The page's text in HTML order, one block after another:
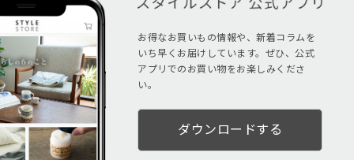
お得なお買いもの情報や、新着コラムを
いち早くお届けしています。ぜひ、公式
アプリでのお買い物をお楽しみくださ
い。
ダウンロードする